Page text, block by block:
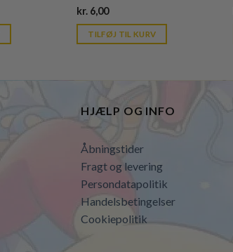
kr. 6,00Current
is:
kr. 39,95.
TILFØJ TIL KURV
HJÆLP OG INFO
Åbningstider
Fragt og levering
Persondatapolitik
Handelsbetingelser
Cookiepolitik